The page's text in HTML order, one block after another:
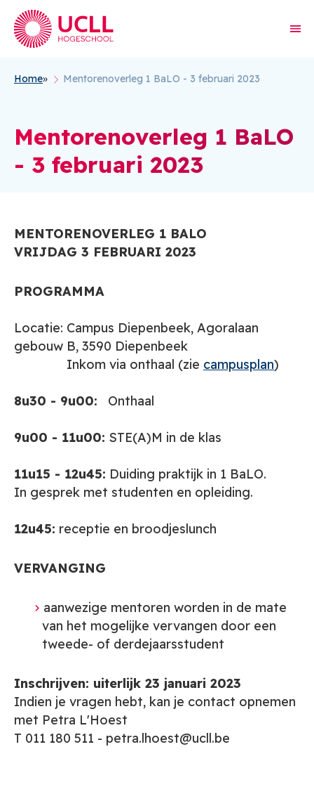
Kruimelpad
Home Mentorenoverleg 1 BaLO - 3 februari 2023
Mentorenoverleg 1 BaLO
- 3 februari 2023
MENTORENOVERLEG 1 BALO
VRIJDAG 3 FEBRUARI 2023
PROGRAMMA
Locatie: Campus Diepenbeek, Agoralaan
gebouw B, 3590 Diepenbeek
Inkom via onthaal (zie campusplan)
8u30 - 9u00: Onthaal
9u00 - 11u00: STE(A)M in de klas
11u15 - 12u45: Duiding praktijk in 1 BaLO.
In gesprek met studenten en opleiding.
12u45: receptie en broodjeslunch
VERVANGING
aanwezige mentoren worden in de mate
van het mogelijke vervangen door een
tweede- of derdejaarsstudent
Inschrijven: uiterlijk 23 januari 2023
Indien je vragen hebt, kan je contact opnemen
met Petra L'Hoest
T 011 180 511 - petra.lhoest@ucll.be